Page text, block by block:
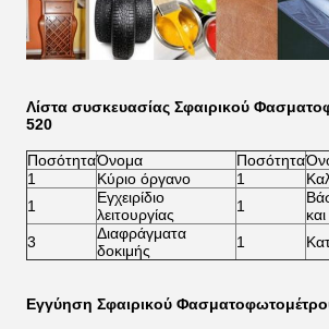
Λίστα συσκευασίας Σφαιρικού
520
ΠοσότηταΌνομα Ποσότητα
1
Κύριο όργανο 1
1
Εγχειρίδιο
λειτουργίας
1
3
Διαφράγματα
δοκιμής
1
Εγγύηση Σφαιρικού